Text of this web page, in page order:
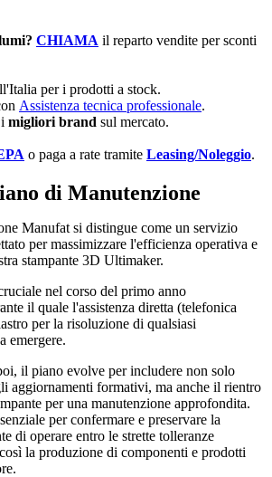
? CHIAMA il reparto vendite per sconti
per i prodotti a stock.
Assistenza tecnica professionale.
migliori brand sul mercato.
o paga a rate tramite Leasing/Noleggio.
di Manutenzione
Manufat si distingue come un servizio
per massimizzare l'efficienza operativa e
stampante 3D Ultimaker.
nel corso del primo anno
il quale l'assistenza diretta (telefonica
per la risoluzione di qualsiasi
emergere.
il piano evolve per includere non solo
aggiornamenti formativi, ma anche il rientro
per una manutenzione approfondita.
per confermare e preservare la
di operare entro le strette tolleranze
la produzione di componenti e prodotti